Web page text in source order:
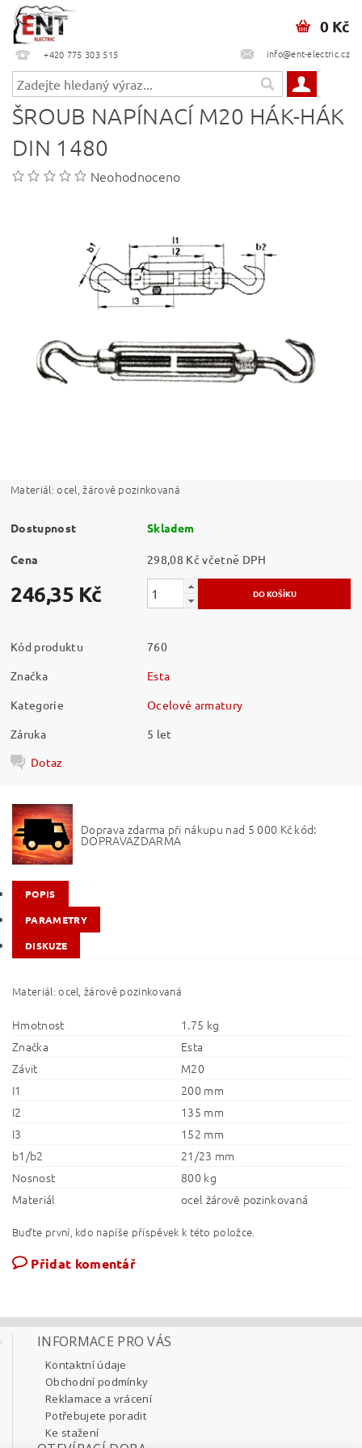
+420 775 303 515 info@ent-electric.cz
0 Kč
ŠROUB NAPÍNACÍ M20 HÁK-HÁK
DIN 1480
Neohodnoceno
Materiál: ocel, žárově pozinkovaná
Dostupnost Skladem
Cena 298,08 Kč včetně DPH
246,35 Kč
Kód produktu
760
Značka
Esta
Kategorie
Ocelové armatury
Záruka
5 let
Dotaz
Doprava zdarma při nákupu nad 5 000 Kč kód:
DOPRAVAZDARMA
POPIS
PARAMETRY
DISKUZE
Materiál: ocel, žárově pozinkovaná
Hmotnost
1.75 kg
Značka
Esta
Závit
M20
I1
200 mm
I2
135 mm
I3
152 mm
b1/b2
21/23 mm
Nosnost
800 kg
Materiál
ocel žárově pozinkovaná
Buďte první, kdo napíše příspěvek k této položce.
Přidat komentář
INFORMACE PRO VÁS
Kontaktní údaje
Obchodní podmínky
Reklamace a vrácení
Potřebujete poradit
Ke stažení